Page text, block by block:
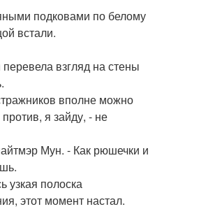
подковами по белому
встали.
взгляд на стены
вполне можно
я зайду, - не
Мун. - Как рюшечки и
узкая полоска
этот момент настал.